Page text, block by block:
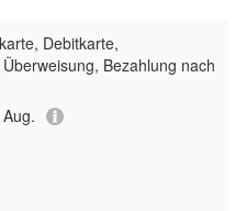
Debitkarte,
Bezahlung nach